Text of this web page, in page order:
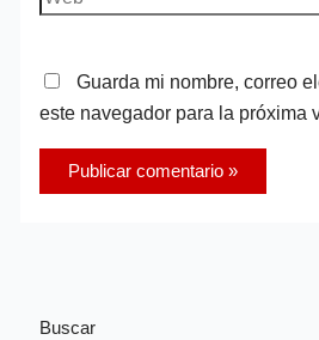
Guarda mi nombre, correo
este navegador para la próxima
Buscar